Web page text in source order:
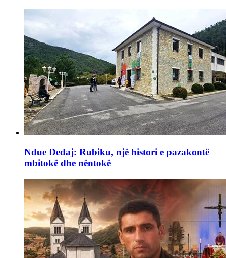
Ndue Dedaj: Rubiku, një histori e pazakontë
mbitokë dhe nëntokë